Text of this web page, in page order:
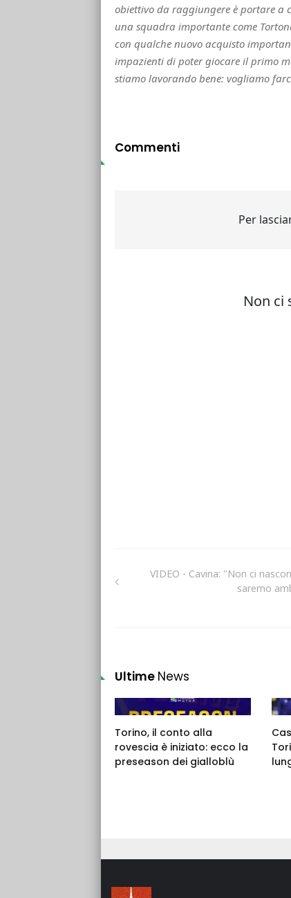
obiettivo da raggiungere è portare a
una squadra importante come
con qualche nuovo acquisto
impazienti di poter giocare il primo
stiamo lavorando bene: vogliamo
Commenti
VIDEO - Cavina: "Non ci
saremo
Ultime News
Torino, il conto alla
rovescia è iniziato: ecco la
preseason dei gialloblù